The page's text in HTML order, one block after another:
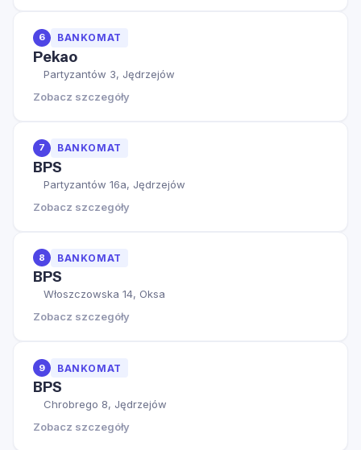
6 BANKOMAT
Pekao
Partyzantów 3, Jędrzejów
Zobacz szczegóły
7 BANKOMAT
BPS
Partyzantów 16a, Jędrzejów
Zobacz szczegóły
8 BANKOMAT
BPS
Włoszczowska 14, Oksa
Zobacz szczegóły
9 BANKOMAT
BPS
Chrobrego 8, Jędrzejów
Zobacz szczegóły